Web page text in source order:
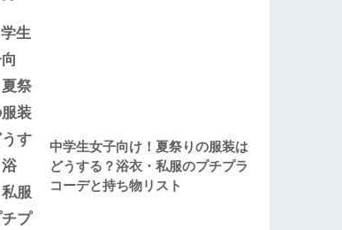
中学生女子向け！夏祭りの服装は
どうする？浴衣・私服のプチプラ
コーデと持ち物リスト